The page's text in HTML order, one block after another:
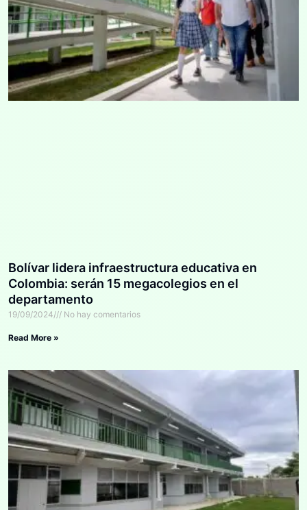
Bolívar lidera infraestructura educativa en
Colombia: serán 15 megacolegios en el
departamento
19/09/2024 No hay comentarios
Read More »